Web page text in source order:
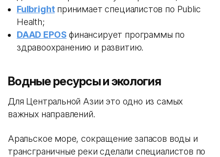
Fulbrightпринимает специалистов по Public
Health;
DAAD EPOS финансирует программы по
здравоохранению и развитию.
Водные ресурсы и экология
Для Центральной Азии это одно из самых
важных направлений.
Аральское море, сокращение запасов воды и
трансграничные реки сделали специалистов по